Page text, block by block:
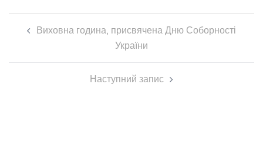
Виховна година, присвячена Дню Соборності
України
Наступний запис